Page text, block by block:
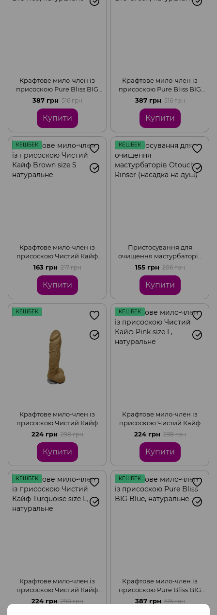
Крафтове мило-член із
присоскою Pure Bliss BIG
Red, натуральне
387 грн 516 грн
Купити
Крафтове мило-член із
присоскою Pure Bliss BIG
Green, натуральне
387 грн 516 грн
Купити
КЕШБЕК
Крафтове мило-член із
присоскою Чистий Кайф
Brown size S натуральне
163 грн 217 грн
Купити
КЕШБЕК
Пристосування для
очищення мастурбаторів
Otouch Rinser (насадка на
155 грн 206 грн
Купити
КЕШБЕК
Крафтове мило-член із
присоскою Чистий Кайф
Brown size L, натуральне
224 грн 298 грн
Купити
КЕШБЕК
Крафтове мило-член із
присоскою Чистий Кайф
Pink size L, натуральне
224 грн 298 грн
Купити
КЕШБЕК
Крафтове мило-член із
присоскою Чистий Кайф
Turquoise size L,
224 грн 298 грн
КЕШБЕК
Крафтове мило-член із
присоскою Pure Bliss BIG
Blue, натуральне
387 грн 516 грн